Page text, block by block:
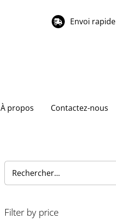
Envoi rapide
À propos Contactez-nous
Filter by price